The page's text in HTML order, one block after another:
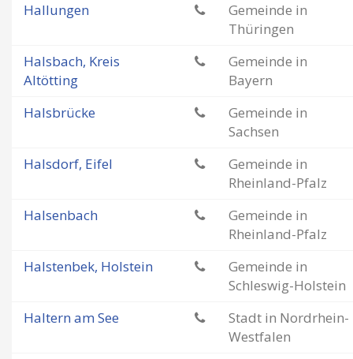
Hallungen
Gemeinde in
Thüringen
Halsbach, Kreis
Altötting
Gemeinde in
Bayern
Halsbrücke
Gemeinde in
Sachsen
Halsdorf, Eifel
Gemeinde in
Rheinland-Pfalz
Halsenbach
Gemeinde in
Rheinland-Pfalz
Halstenbek, Holstein
Gemeinde in
Schleswig-Holstein
Haltern am See
Stadt in Nordrhein-
Westfalen